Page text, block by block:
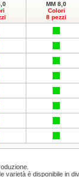
MM 8,0
Colori
8 pezzi
è disponibile in